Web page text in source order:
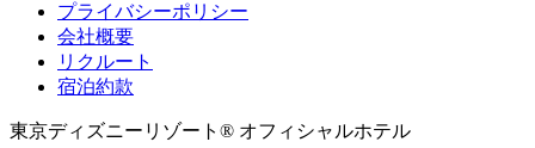
プライバシーポリシー
会社概要
リクルート
宿泊約款
東京ディズニーリゾート® オフィシャルホテル